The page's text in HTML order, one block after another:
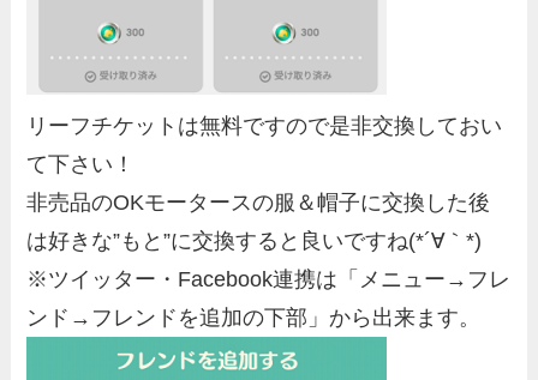
リーフチケットは無料ですので是非交換しておい
て下さい！
非売品のOKモータースの服＆帽子に交換した後
は好きな”もと”に交換すると良いですね(*´∀｀*)
※ツイッター・Facebook連携は「メニュー→フレ
ンド→フレンドを追加の下部」から出来ます。